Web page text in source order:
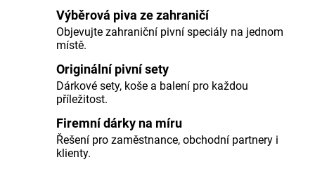
Výběrová piva ze zahraničí
Objevujte zahraniční pivní speciály na jednom
místě.
Originální pivní sety
Dárkové sety, koše a balení pro každou
příležitost.
Firemní dárky na míru
Řešení pro zaměstnance, obchodní partnery i
klienty.